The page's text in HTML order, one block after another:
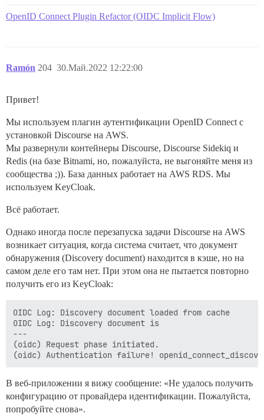
OpenID Connect Plugin Refactor (OIDC Implicit Flow)
Ramón 30.Май.2022 12:22:00
204
Привет!
Мы используем плагин аутентификации OpenID Connect с
установкой Discourse на AWS.
Мы развернули контейнеры Discourse, Discourse Sidekiq и
Redis (на базе Bitnami, но, пожалуйста, не выгоняйте меня из
сообщества ;)). База данных работает на AWS RDS. Мы
используем KeyCloak.
Всё работает.
Однако иногда после перезапуска задачи Discourse на AWS
возникает ситуация, когда система считает, что документ
обнаружения (Discovery document) находится в кэше, но на
самом деле его там нет. При этом она не пытается повторно
получить его из KeyCloak:
OIDC Log: Discovery document loaded from cache
OIDC Log: Discovery document is
---
(oidc) Request phase initiated.
В веб-приложении я вижу сообщение: «Не удалось получить
конфигурацию от провайдера идентификации. Пожалуйста,
попробуйте снова».